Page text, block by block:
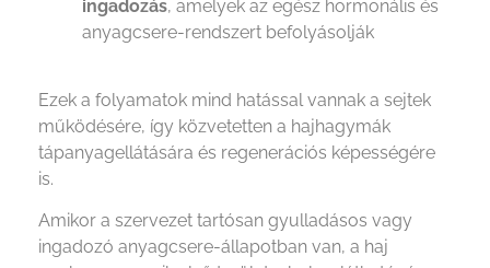
ingadozás, amelyek az egész hormonális és
anyagcsere-rendszert befolyásolják
Ezek a folyamatok mind hatással vannak a sejtek
működésére, így közvetetten a hajhagymák
tápanyagellátására és regenerációs képességére
is.
Amikor a szervezet tartósan gyulladásos vagy
ingadozó anyagcsere-állapotban van, a haj